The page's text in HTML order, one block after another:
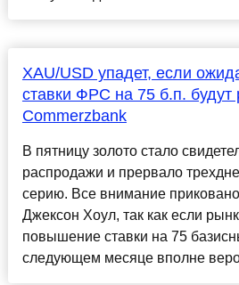
XAU/USD упадет, если
ставки ФРС на 75 б.п. будут
Commerzbank
В пятницу золото стало
распродажи и прервало
серию. Все внимание
Джексон Хоул, так как если
повышение ставки на 75
следующем месяце вполне